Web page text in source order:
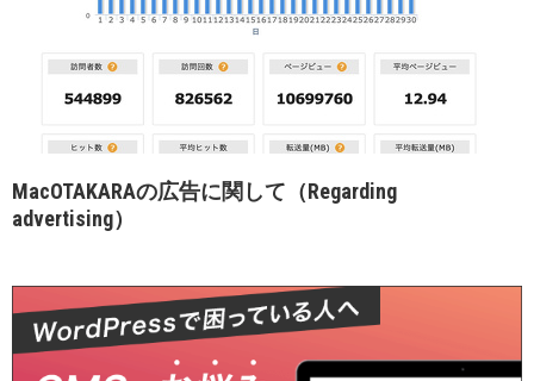
MacOTAKARAの広告に関して（Regarding
advertising）